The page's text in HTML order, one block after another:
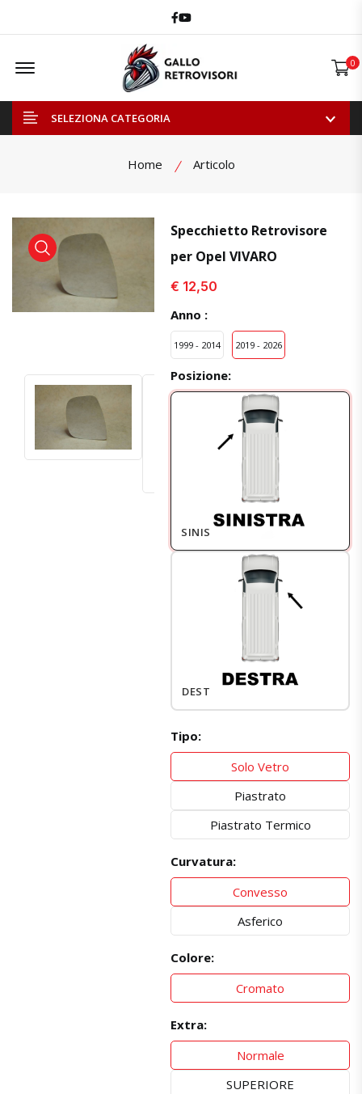
Facebook
Youtube
Offcanvas Menu Open 0
SELEZIONA CATEGORIA
Home Articolo
visualizza prodotto visualizza prodotto
Specchietto Retrovisore
per Opel VIVARO
€ 12,50
Anno :
1999 - 2014 2019 - 2026
Posizione:
SINISTRO
DESTRO
Tipo:
Solo Vetro
Piastrato
Piastrato Termico
Curvatura:
Convesso
Asferico
Colore:
Cromato
Extra:
Normale
SUPERIORE